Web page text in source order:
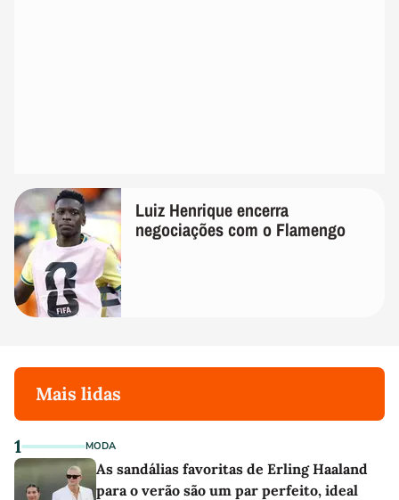
Luiz Henrique encerra
negociações com o Flamengo
Mais lidas
1 MODA
As sandálias favoritas de Erling Haaland
para o verão são um par perfeito, ideal